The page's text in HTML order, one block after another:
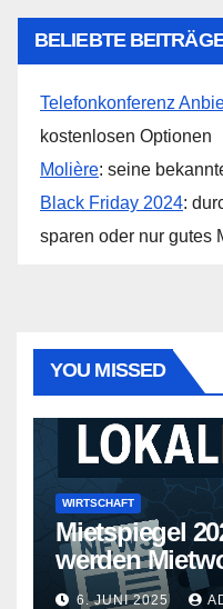
BELIEBTE
Telefonkonferenz
kostenlosen Optionen
Molière: seine
Black Friday 2024:
sparen oder nur gutes
YOU MISSED
WIRTSCHAFT
Mietspiegel
werden
teurer
6. JUNI 2025